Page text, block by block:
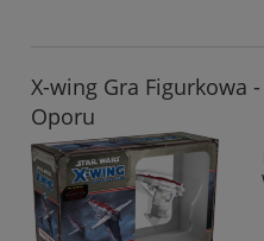
X-wing Gra Figurkowa
Oporu